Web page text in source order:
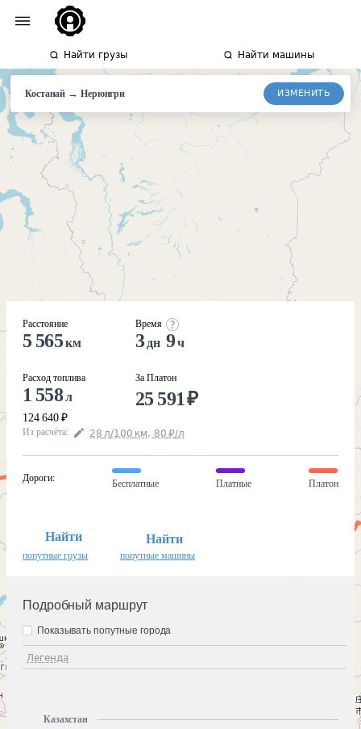
Найти грузы Найти машины
Костанай → Нерюнгри ИЗМЕНИТЬ
Расстояние
5 565км
Расход топлива
1 558л
124 640 ₽
Время
3 дн 9ч
За Платон
25 591₽
Из расчёта: 28 л/100 км, 80 ₽/л
Дороги:
Бесплатные Платные Платон
Найти
попутные грузы
Найти
попутные машины
Подробный маршрут
Легенда
Показывать попутные города
Казахстан